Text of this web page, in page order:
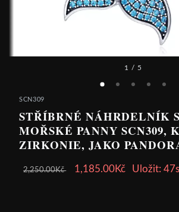
1 / 5
SCN309
STŘÍBRNÉ NÁHRDELNÍK
MOŘSKÉ PANNY SCN309,
ZIRKONIE, JAKO
2,250.00Kč 1,185.00Kč Uložit: